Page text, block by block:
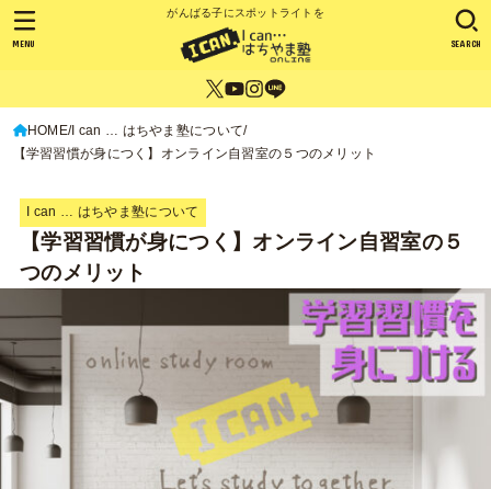
がんばる子にスポットライトを
SEARCH
MENU
HOME
I can … はちやま塾について
【学習習慣が身につく】オンライン自習室の５つのメリット
I can … はちやま塾について
【学習習慣が身につく】オンライン自習室の５
つのメリット